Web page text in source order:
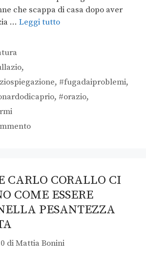
che scappa di casa dopo aver
… Leggi tutto
,
, #fugadaiproblemi,
, #orazio,
CARLO CORALLO CI
COME ESSERE
PESANTEZZA
diMattia Bonini